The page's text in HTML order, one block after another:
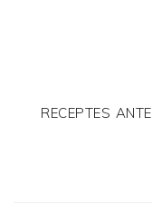
RECEPTES